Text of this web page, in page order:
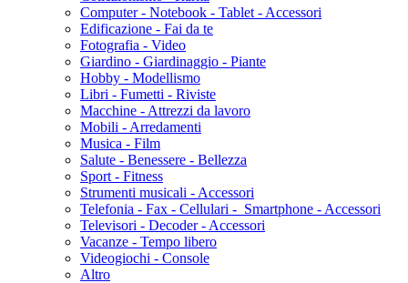
Computer - Notebook - Tablet - Accessori
Edificazione - Fai da te
Fotografia - Video
Giardino - Giardinaggio - Piante
Hobby - Modellismo
Libri - Fumetti - Riviste
Macchine - Attrezzi da lavoro
Mobili - Arredamenti
Musica - Film
Salute - Benessere - Bellezza
Sport - Fitness
Strumenti musicali - Accessori
Telefonia - Fax - Cellulari - Smartphone - Accessori
Televisori - Decoder - Accessori
Vacanze - Tempo libero
Videogiochi - Console
Altro